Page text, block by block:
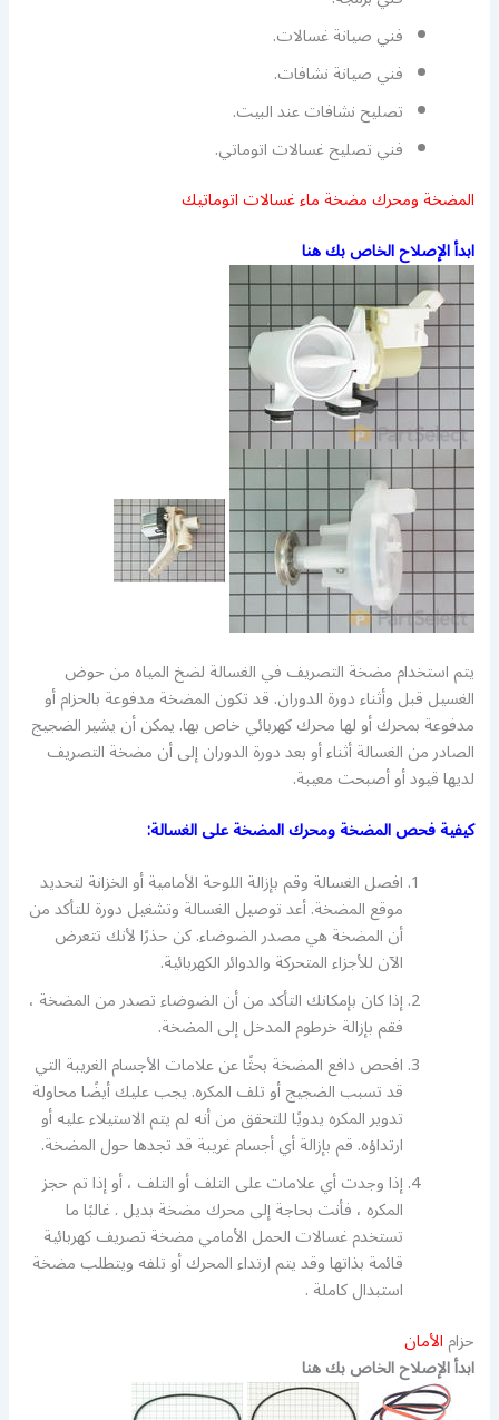
فني صيانة غسالات.
فني صيانة نشافات.
تصليح نشافات عند البيت.
فني تصليح غسالات اتوماتي.
المضخة ومحرك مضخة ماء غسالات اتوماتيك
ابدأ الإصلاح الخاص بك هنا
يتم استخدام مضخة التصريف في الغسالة لضخ المياه من حوض
الغسيل قبل وأثناء دورة الدوران. قد تكون المضخة مدفوعة بالحزام أو
مدفوعة بمحرك أو لها محرك كهربائي خاص بها. يمكن أن يشير الضجيج
الصادر من الغسالة أثناء أو بعد دورة الدوران إلى أن مضخة التصريف
لديها قيود أو أصبحت معيبة.
كيفية فحص المضخة ومحرك المضخة على الغسالة:
افصل الغسالة وقم بإزالة اللوحة الأمامية أو الخزانة لتحديد
موقع المضخة. أعد توصيل الغسالة وتشغيل دورة للتأكد من
أن المضخة هي مصدر الضوضاء. كن حذرًا لأنك تتعرض
الآن للأجزاء المتحركة والدوائر الكهربائية.
إذا كان بإمكانك التأكد من أن الضوضاء تصدر من المضخة ،
فقم بإزالة خرطوم المدخل إلى المضخة.
افحص دافع المضخة بحثًا عن علامات الأجسام الغريبة التي
قد تسبب الضجيج أو تلف المكره. يجب عليك أيضًا محاولة
تدوير المكره يدويًا للتحقق من أنه لم يتم الاستيلاء عليه أو
ارتداؤه. قم بإزالة أي أجسام غريبة قد تجدها حول المضخة.
إذا وجدت أي علامات على التلف أو التلف ، أو إذا تم حجز
المكره ، فأنت بحاجة إلى محرك مضخة بديل . غالبًا ما
تستخدم غسالات الحمل الأمامي مضخة تصريف كهربائية
قائمة بذاتها وقد يتم ارتداء المحرك أو تلفه ويتطلب مضخة
استبدال كاملة .
حزامالأمان
ابدأ الإصلاح الخاص بك هنا